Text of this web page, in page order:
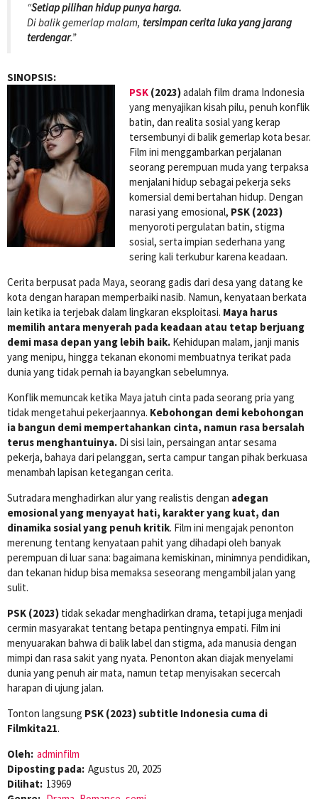
“Setiap pilihan hidup punya harga.
Di balik gemerlap malam, tersimpan cerita luka yang jarang
terdengar.”
SINOPSIS:
PSK (2023)adalah film drama Indonesia
yang menyajikan kisah pilu, penuh konflik
batin, dan realita sosial yang kerap
tersembunyi di balik gemerlap kota besar.
Film ini menggambarkan perjalanan
seorang perempuan muda yang terpaksa
menjalani hidup sebagai pekerja seks
komersial demi bertahan hidup. Dengan
narasi yang emosional, PSK (2023)
menyoroti pergulatan batin, stigma
sosial, serta impian sederhana yang
sering kali terkubur karena keadaan.
Cerita berpusat pada Maya, seorang gadis dari desa yang datang ke
kota dengan harapan memperbaiki nasib. Namun, kenyataan berkata
lain ketika ia terjebak dalam lingkaran eksploitasi. Maya harus
memilih antara menyerah pada keadaan atau tetap berjuang
demi masa depan yang lebih baik. Kehidupan malam, janji manis
yang menipu, hingga tekanan ekonomi membuatnya terikat pada
dunia yang tidak pernah ia bayangkan sebelumnya.
Konflik memuncak ketika Maya jatuh cinta pada seorang pria yang
tidak mengetahui pekerjaannya. Kebohongan demi kebohongan
ia bangun demi mempertahankan cinta, namun rasa bersalah
terus menghantuinya. Di sisi lain, persaingan antar sesama
pekerja, bahaya dari pelanggan, serta campur tangan pihak berkuasa
menambah lapisan ketegangan cerita.
Sutradara menghadirkan alur yang realistis dengan adegan
emosional yang menyayat hati, karakter yang kuat, dan
dinamika sosial yang penuh kritik. Film ini mengajak penonton
merenung tentang kenyataan pahit yang dihadapi oleh banyak
perempuan di luar sana: bagaimana kemiskinan, minimnya pendidikan,
dan tekanan hidup bisa memaksa seseorang mengambil jalan yang
sulit.
PSK (2023) tidak sekadar menghadirkan drama, tetapi juga menjadi
cermin masyarakat tentang betapa pentingnya empati. Film ini
menyuarakan bahwa di balik label dan stigma, ada manusia dengan
mimpi dan rasa sakit yang nyata. Penonton akan diajak menyelami
dunia yang penuh air mata, namun tetap menyisakan secercah
harapan di ujung jalan.
Tonton langsung PSK (2023) subtitle Indonesia cuma di
Filmkita21.
Oleh: adminfilm
Diposting pada: Agustus 20, 2025
Dilihat: 13969